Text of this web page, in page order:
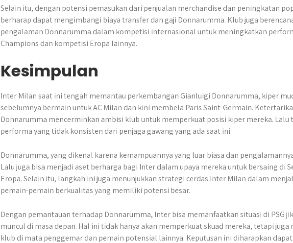
Selain itu, dengan potensi pemasukan dari penjualan merchandise dan peningkatan
berharap dapat mengimbangi biaya transfer dan gaji Donnarumma. Klub juga
pengalaman Donnarumma dalam kompetisi internasional untuk meningkatkan
Champions dan kompetisi Eropa lainnya.
Kesimpulan
Inter Milan saat ini tengah memantau perkembangan Gianluigi Donnarumma, kiper
sebelumnya bermain untuk AC Milan dan kini membela Paris Saint-Germain.
Donnarumma mencerminkan ambisi klub untuk memperkuat posisi kiper mereka.
performa yang tidak konsisten dari penjaga gawang yang ada saat ini.
Donnarumma, yang dikenal karena kemampuannya yang luar biasa dan
Lalu juga bisa menjadi aset berharga bagi Inter dalam upaya mereka untuk bersaing di
Eropa. Selain itu, langkah ini juga menunjukkan strategi cerdas Inter Milan dalam
pemain-pemain berkualitas yang memiliki potensi besar.
Dengan pemantauan terhadap Donnarumma, Inter bisa memanfaatkan situasi di PSG
muncul di masa depan. Hal ini tidak hanya akan memperkuat skuad mereka, tetapi
klub di mata penggemar dan pemain potensial lainnya. Keputusan ini diharapkan